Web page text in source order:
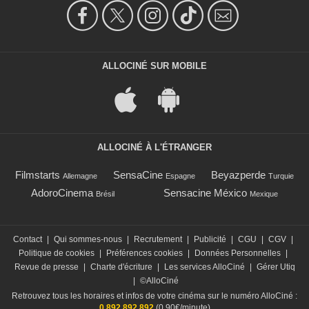
ALLOCINÉ SUR MOBILE
ALLOCINÉ À L'ÉTRANGER
Filmstarts Allemagne SensaCine Espagne Beyazperde Turquie
AdoroCinema Brésil Sensacine México Mexique
Contact | Qui sommes-nous | Recrutement | Publicité | CGU | CGV |
Politique de cookies | Préférences cookies | Données Personnelles |
Revue de presse
| Charte d'écriture | Les services AlloCiné | Gérer Utiq
| ©AlloCiné
Retrouvez tous les horaires et infos de votre cinéma sur le numéro AlloCiné :